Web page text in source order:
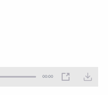
00:00